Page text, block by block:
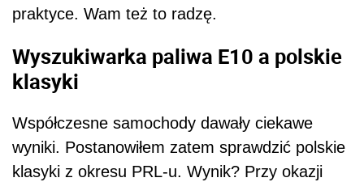
praktyce. Wam też to radzę.
Wyszukiwarka paliwa E10 a polskie
klasyki
Współczesne samochody dawały ciekawe
wyniki. Postanowiłem zatem sprawdzić polskie
klasyki z okresu PRL-u. Wynik? Przy okazji